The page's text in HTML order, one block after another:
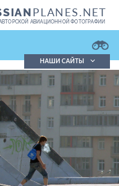
PLANES.NET
АВИАЦИОННОЙ ФОТОГРАФИИ
НАШИ САЙТЫ